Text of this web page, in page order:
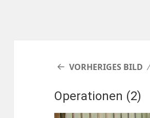
VORHERIGES BILD
Operationen (2)